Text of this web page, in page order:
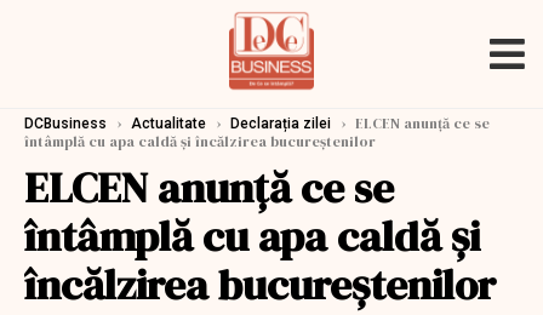
DCBusiness › Actualitate › Declarația zilei › ELCEN anunță ce se
întâmplă cu apa caldă și încălzirea bucureștenilor
ELCEN anunță ce se
întâmplă cu apa caldă și
încălzirea bucureștenilor